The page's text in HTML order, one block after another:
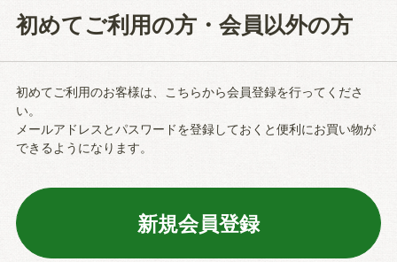
初めてご利用の方・会員以外の方
初めてご利用のお客様は、こちらから会員登録を行ってくださ
い。
メールアドレスとパスワードを登録しておくと便利にお買い物が
できるようになります。